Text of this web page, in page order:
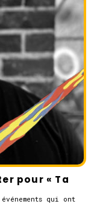
pour « Ta
qui ont